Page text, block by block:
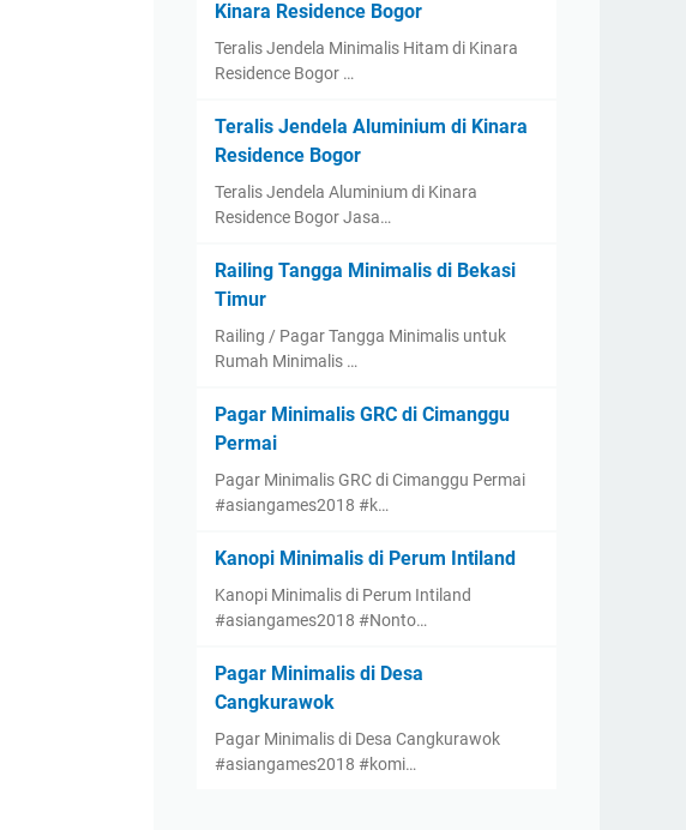
Kinara Residence Bogor
Teralis Jendela Minimalis Hitam di Kinara
Residence Bogor …
Teralis Jendela Aluminium di Kinara
Residence Bogor
Teralis Jendela Aluminium di Kinara
Residence Bogor Jasa…
Railing Tangga Minimalis di Bekasi
Timur
Railing / Pagar Tangga Minimalis untuk
Rumah Minimalis …
Pagar Minimalis GRC di Cimanggu
Permai
Pagar Minimalis GRC di Cimanggu Permai
#asiangames2018 #k…
Kanopi Minimalis di Perum Intiland
Kanopi Minimalis di Perum Intiland
#asiangames2018 #Nonto…
Pagar Minimalis di Desa
Cangkurawok
Pagar Minimalis di Desa Cangkurawok
#asiangames2018 #komi…